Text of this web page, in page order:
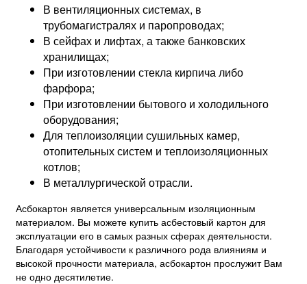
В вентиляционных системах, в
трубомагистралях и паропроводах;
В сейфах и лифтах, а также банковских
хранилищах;
При изготовлении стекла кирпича либо
фарфора;
При изготовлении бытового и холодильного
оборудования;
Для теплоизоляции сушильных камер,
отопительных систем и теплоизоляционных
котлов;
В металлургической отрасли.
Асбокартон является универсальным изоляционным
материалом. Вы можете купить асбестовый картон для
эксплуатации его в самых разных сферах деятельности.
Благодаря устойчивости к различного рода влияниям и
высокой прочности материала, асбокартон прослужит Вам
не одно десятилетие.